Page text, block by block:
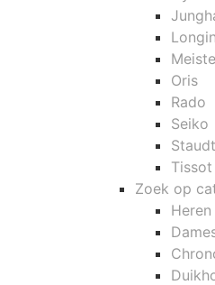
Oris
Rado
Seiko
Tissot
Zoek op